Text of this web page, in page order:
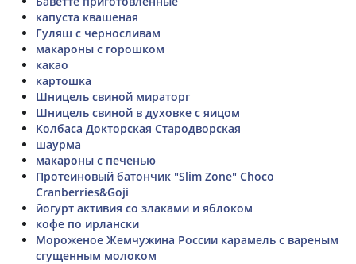
капуста квашеная
Гуляш с черносливам
макароны с горошком
какао
картошка
Шницель свиной мираторг
Шницель свиной в духовке с яицом
Колбаса Докторская Стародворская
шаурма
макароны с печенью
Протеиновый батончик "Slim Zone" Choco
Cranberries&Goji
йогурт активия со злаками и яблоком
кофе по ирлански
Мороженое Жемчужина России карамель с вареным
сгущенным молоком